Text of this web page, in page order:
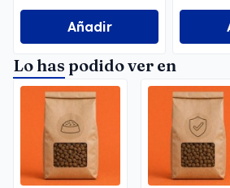
Añadir
Lo has podido ver en